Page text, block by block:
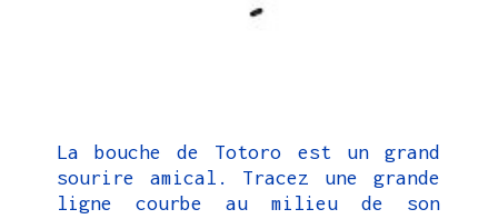
La bouche de Totoro est un grand
sourire amical. Tracez une grande
ligne courbe au milieu de son